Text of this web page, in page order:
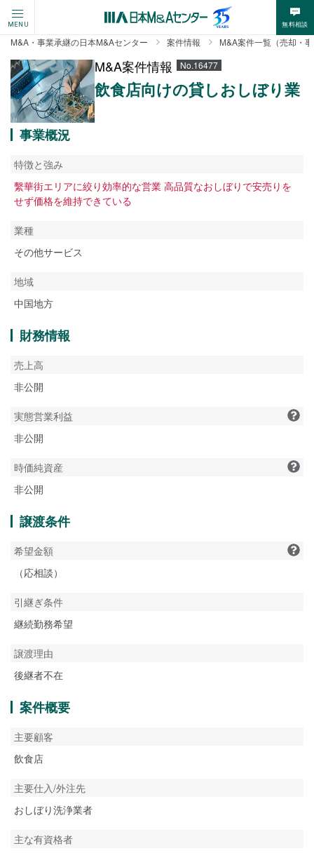
MENU 無料相談
M&A・事業承継の日本M&Aセンター 案件情報 M&A案件一覧（売却・
M&A案件情報 No.16477
飲食店向けの貸しおしぼり業
事業概況
特徴と強み
繫華街エリアに絞り効率的な営業 高品質なおしぼりで安売りを
せず価格を維持できている
業種
その他サービス
地域
中国地方
財務情報
売上高
非公開
実態営業利益
非公開
時価純資産
非公開
譲渡条件
希望金額
（応相談）
引継ぎ条件
継続勤務希望
譲渡理由
後継者不在
案件概要
主要顧客
飲食店
主要仕入/外注先
おしぼり洗浄業者
主な有資格者